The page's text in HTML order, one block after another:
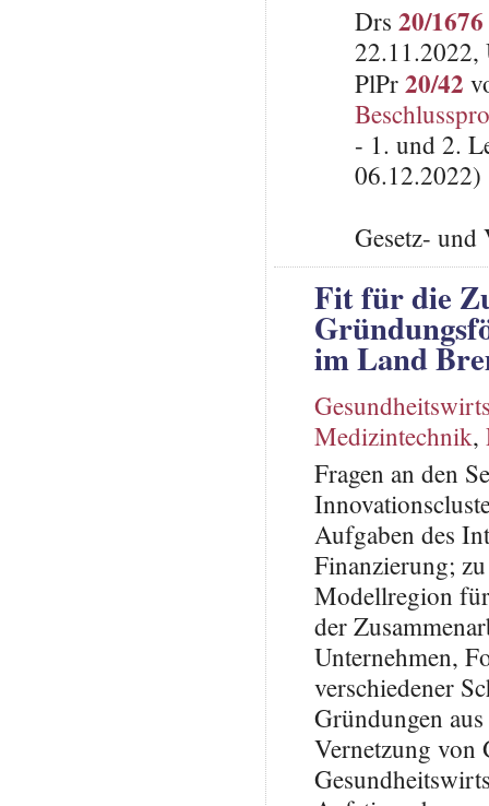
Drs 20/1676
22.11.2022,
PlPr20/42
- 1. und 2.
06.12.2022)
Gesetz-
Fit für die
im Land
Medizintechnik,
Fragen an den
Aufgaben des
Finanzierung;
Modellregion
der
Unternehmen,
verschiedener
Gründungen
Vernetzung von